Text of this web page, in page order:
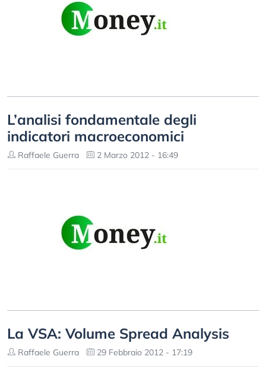
L’analisi fondamentale degli
indicatori macroeconomici
Raffaele Guerra 2 Marzo 2012 - 16:49
La VSA: Volume Spread Analysis
Raffaele Guerra 29 Febbraio 2012 - 17:19